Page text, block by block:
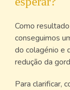
Como
conseguimos
do colagénio e
redução da
Para clarificar,